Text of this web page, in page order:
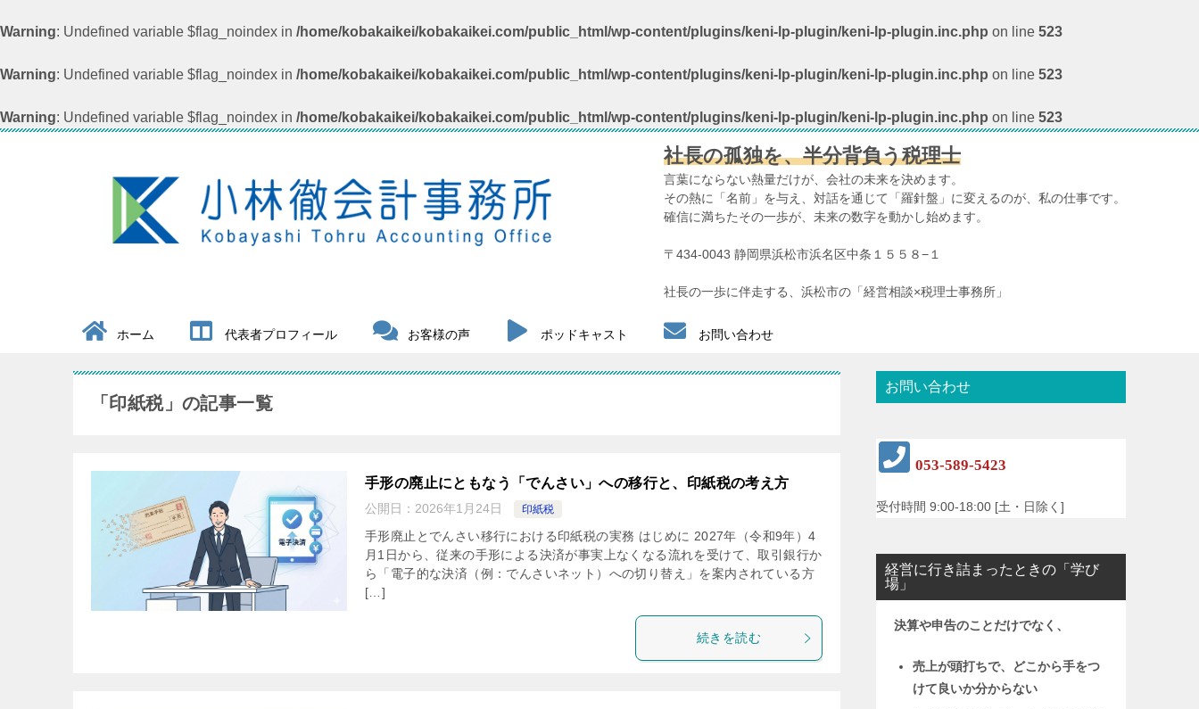
Warning: Undefined variable $flag_noindex in /home/kobakaikei/kobakaikei.com/public_html/wp-content/plugins/keni-lp-plugin/keni-lp-plugin.inc.php on line 523
Warning: Undefined variable $flag_noindex in /home/kobakaikei/kobakaikei.com/public_html/wp-content/plugins/keni-lp-plugin/keni-lp-plugin.inc.php on line 523
Warning: Undefined variable $flag_noindex in /home/kobakaikei/kobakaikei.com/public_html/wp-content/plugins/keni-lp-plugin/keni-lp-plugin.inc.php on line 523
社長の孤独を、半分背負う税理士
言葉にならない熱量だけが、会社の未来を決めます。
その熱に「名前」を与え、対話を通じて「羅針盤」に変えるのが、私の仕事です。
確信に満ちたその一歩が、未来の数字を動かし始めます。
〒434-0043 静岡県浜松市浜名区中条１５５８−１
社長の一歩に伴走する、浜松市の「経営相談×税理士事務所」
ホーム 代表者プロフィール お客様の声 ポッドキャスト お問い合わせ
「印紙税」の記事一覧
手形の廃止にともなう「でんさい」への移行と、印紙税の考え方
公開日： 2026年1月24日 印紙税
手形廃止とでんさい移行における印紙税の実務 はじめに 2027年（令和9年）4
月1日から、従来の手形による決済が事実上なくなる流れを受けて、取引銀行か
ら「電子的な決済（例：でんさいネット）への切り替え」を案内されている方
[…]
続きを読む
お問い合わせ
053-589-5423
受付時間 9:00-18:00 [土・日除く]
経営に行き詰まったときの「学び
場」
決算や申告のことだけでなく、
売上が頭打ちで、どこから手をつ
けて良いか分からない